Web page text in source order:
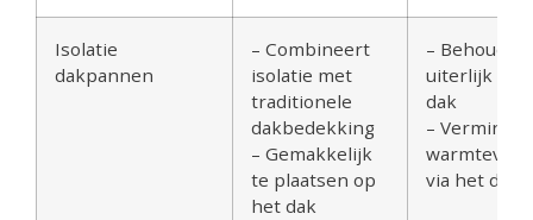
Isolatie
dakpannen
– Combineert
isolatie met
traditionele
dakbedekking
– Gemakkelijk
te plaatsen op
het dak
– Behoudt
uiterlijk van
dak
–
via het dak